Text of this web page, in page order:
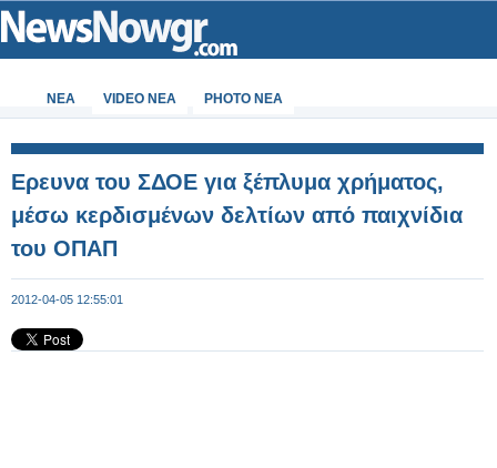
ΝΕΑ VIDEO NEA PHOTO NEA
Eρευνα του ΣΔΟΕ για ξέπλυμα χρήματος,
μέσω κερδισμένων δελτίων από παιχνίδια
του ΟΠΑΠ
2012-04-05 12:55:01